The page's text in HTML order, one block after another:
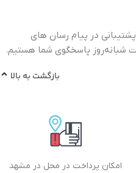
پشتیبانی در پیام رسان های
بازگشت به بالا
امکان پرداخت در محل در مشهد